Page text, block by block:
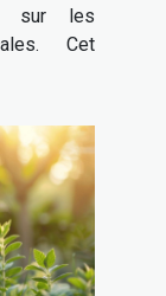
sur les
Cet